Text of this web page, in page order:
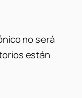
no será
están